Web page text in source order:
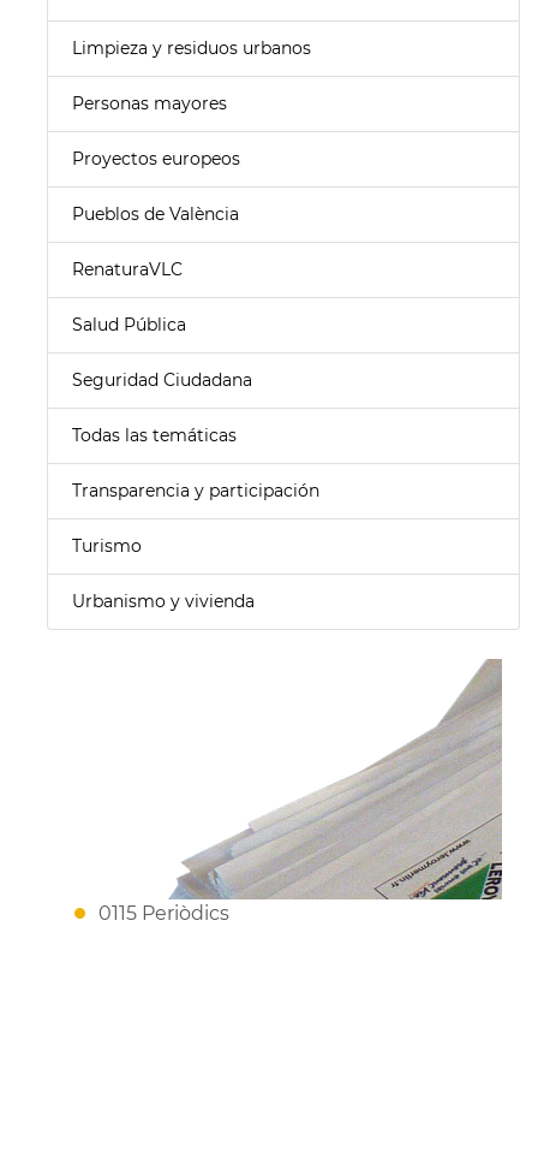
Limpieza y residuos urbanos
Personas mayores
Proyectos europeos
Pueblos de València
RenaturaVLC
Salud Pública
Seguridad Ciudadana
Todas las temáticas
Transparencia y participación
Turismo
Urbanismo y vivienda
0115 Periòdics